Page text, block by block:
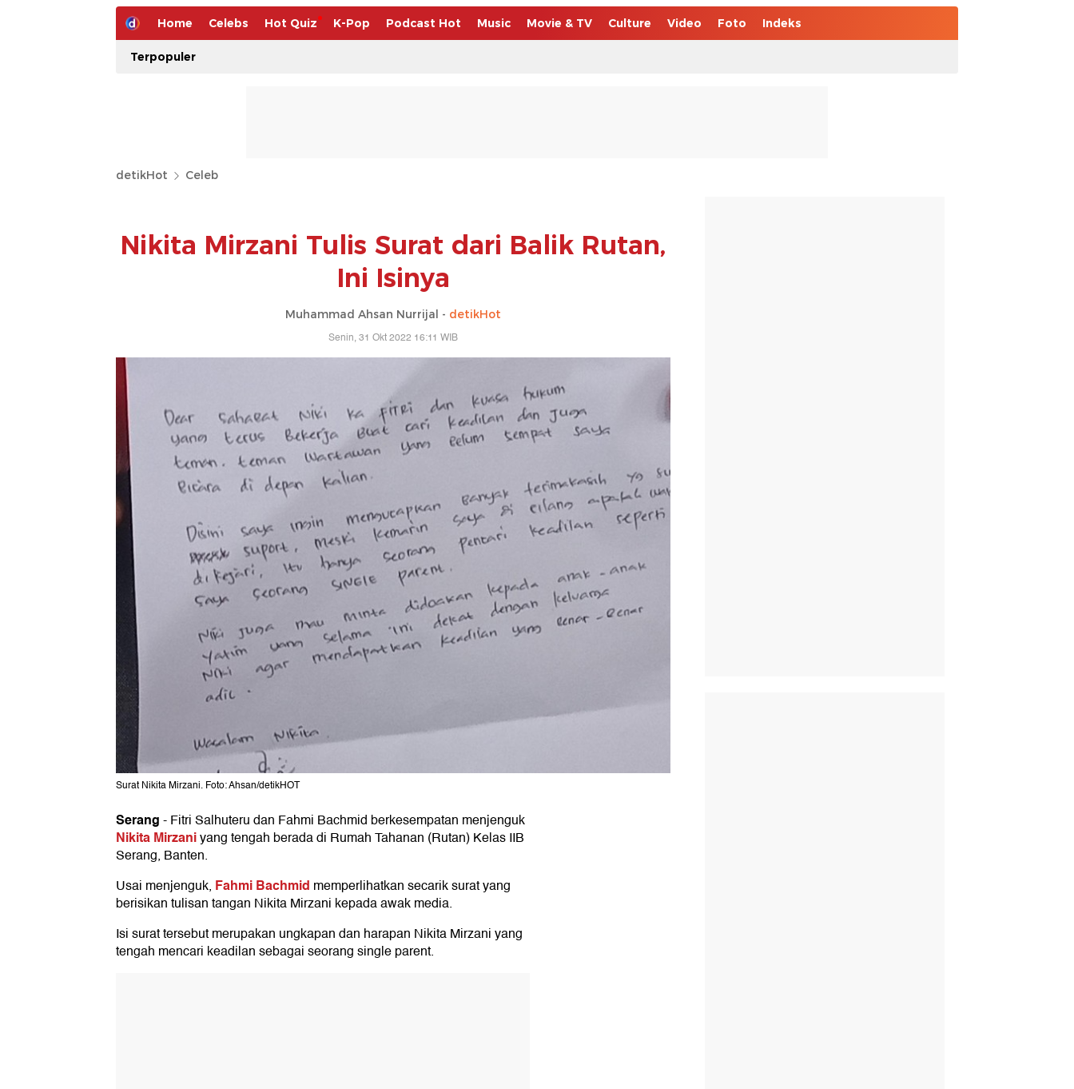
Home Celebs Hot Quiz K-Pop Podcast Hot Music Movie & TV Culture Video Foto Indeks
Terpopuler
detikHot Celeb
Nikita Mirzani Tulis Surat dari Balik Rutan,
Ini Isinya
Muhammad Ahsan Nurrijal - detikHot
Senin, 31 Okt 2022 16:11 WIB
Surat Nikita Mirzani. Foto: Ahsan/detikHOT
Serang-Fitri Salhuteru dan Fahmi Bachmid berkesempatan menjenguk
Nikita Mirzaniyang tengah berada di Rumah Tahanan (Rutan) Kelas IIB
Serang, Banten.
Usai menjenguk, Fahmi Bachmid memperlihatkan secarik surat yang
berisikan tulisan tangan Nikita Mirzani kepada awak media.
Isi surat tersebut merupakan ungkapan dan harapan Nikita Mirzani yang
tengah mencari keadilan sebagai seorang single parent.